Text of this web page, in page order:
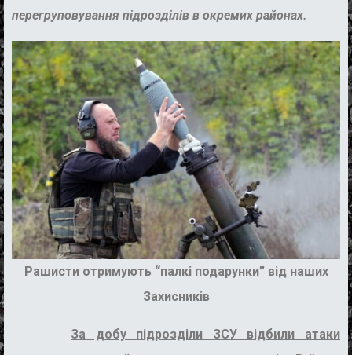
перегруповування підрозділів в окремих районах.
Рашисти отримують “палкі подарунки” від наших
Захисників
За добу підрозділи ЗСУ відбили атаки